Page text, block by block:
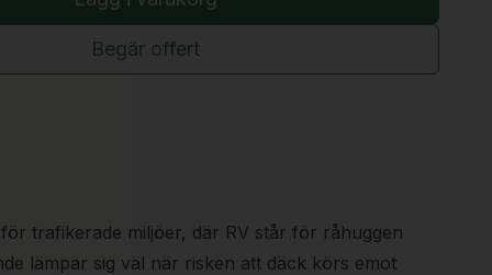
Begär offert
trafikerade miljöer, där RV står för råhuggen
lämpar sig väl när risken att däck körs emot